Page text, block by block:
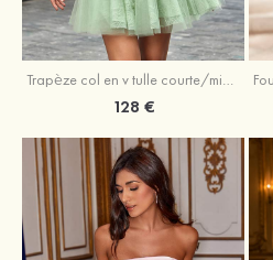
Trapèze col en v tulle courte/mini robe de fête de la rentrée avec perles
128 €